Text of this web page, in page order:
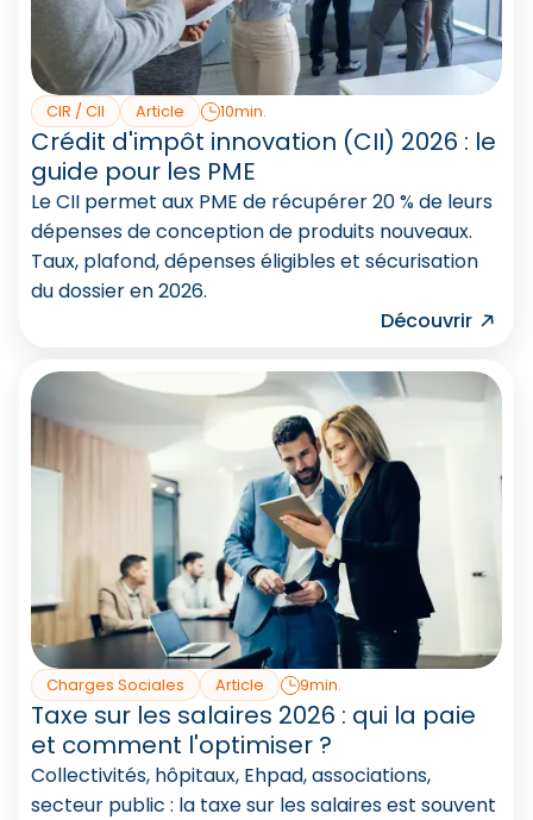
CIR / CII Article 10min.
Crédit d'impôt innovation (CII) 2026 : le
guide pour les PME
Le CII permet aux PME de récupérer 20 % de leurs
dépenses de conception de produits nouveaux.
Taux, plafond, dépenses éligibles et sécurisation
du dossier en 2026.
Découvrir
Charges Sociales Article 9min.
Taxe sur les salaires 2026 : qui la paie
et comment l'optimiser ?
Collectivités, hôpitaux, Ehpad, associations,
secteur public : la taxe sur les salaires est souvent